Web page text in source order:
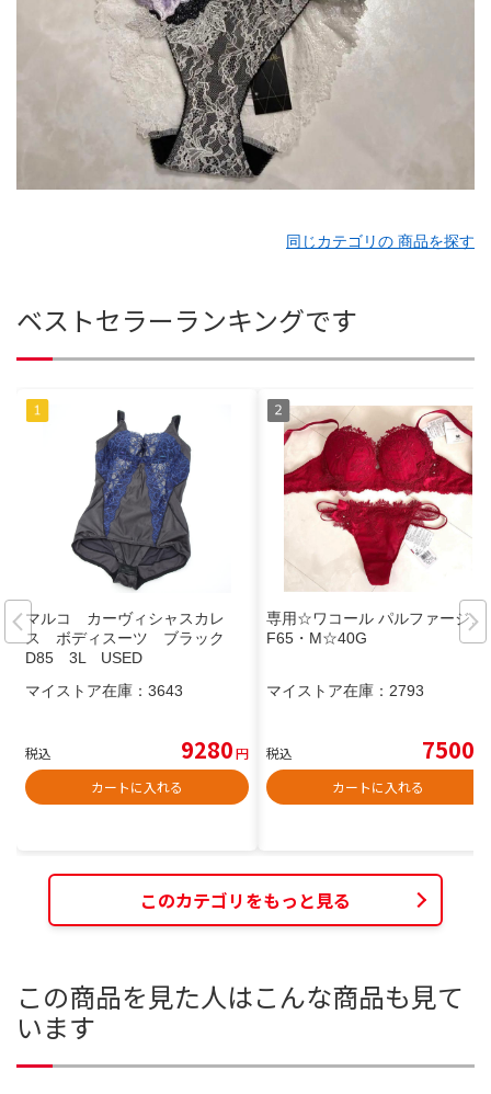
同じカテゴリの 商品を探す
ベストセラーランキングです
マルコ カーヴィシャスカレ
ス ボディスーツ ブラック
D85 3L USED
マイストア在庫： 3643
税込 9280円
カートに入れる
専用☆ワコール パルファージュ
F65・M☆40G
マイストア在庫： 2793
税込 7500
カートに入れる
このカテゴリをもっと見る
この商品を見た人はこんな商品も見て
います